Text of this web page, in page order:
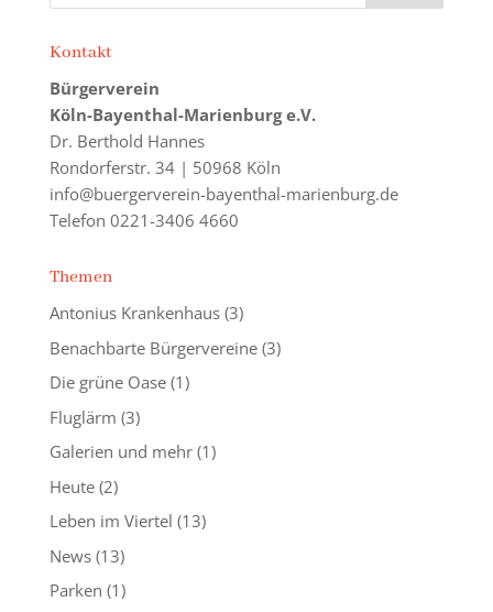
Kontakt
Bürgerverein
Köln-Bayenthal-Marienburg e.V.
Dr. Berthold Hannes
Rondorferstr. 34 | 50968 Köln
info@buergerverein-bayenthal-marienburg.de
Telefon 0221-3406 4660
Themen
Antonius Krankenhaus(3)
Benachbarte Bürgervereine(3)
Die grüne Oase(1)
Fluglärm (3)
Galerien und mehr(1)
Heute(2)
Leben im Viertel (13)
News(13)
Parken (1)